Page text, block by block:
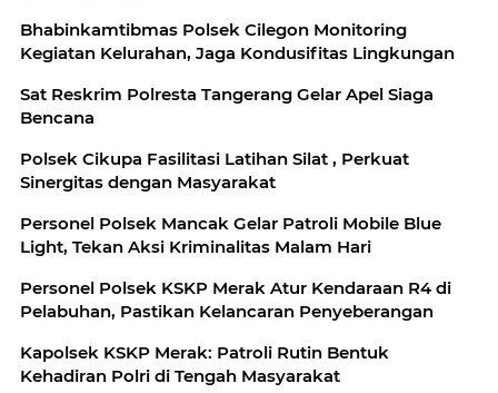
Bhabinkamtibmas Polsek Cilegon Monitoring
Kegiatan Kelurahan, Jaga Kondusifitas Lingkungan
Sat Reskrim Polresta Tangerang Gelar Apel Siaga
Bencana
Polsek Cikupa Fasilitasi Latihan Silat , Perkuat
Sinergitas dengan Masyarakat
Personel Polsek Mancak Gelar Patroli Mobile Blue
Light, Tekan Aksi Kriminalitas Malam Hari
Personel Polsek KSKP Merak Atur Kendaraan R4 di
Pelabuhan, Pastikan Kelancaran Penyeberangan
Kapolsek KSKP Merak: Patroli Rutin Bentuk
Kehadiran Polri di Tengah Masyarakat